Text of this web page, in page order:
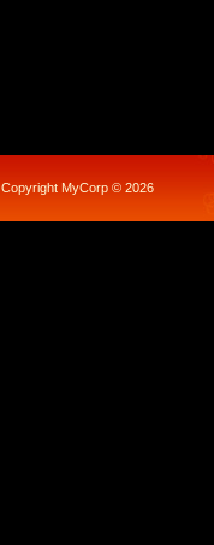
Copyright MyCorp © 2026